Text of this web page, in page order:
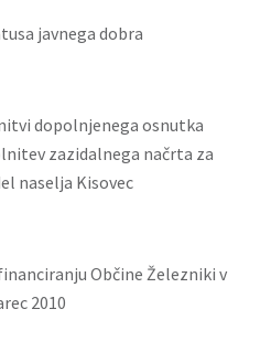
javnega dobra
dopolnjenega osnutka
zazidalnega načrta za
naselja Kisovec
Občine Železniki v
2010